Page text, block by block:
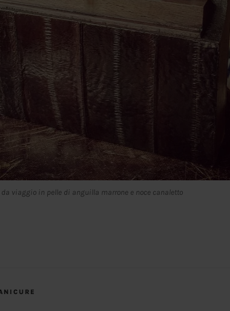
viaggio in pelle di anguilla marrone e noce canaletto